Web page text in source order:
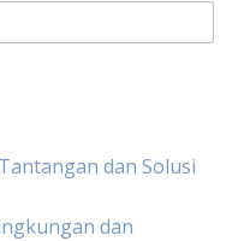
dan Solusi
dan